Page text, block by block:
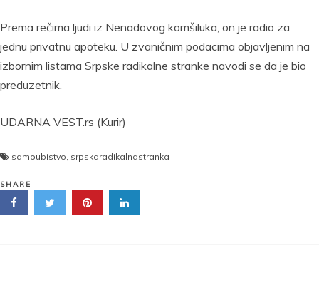
Prema rečima ljudi iz Nenadovog komšiluka, on je radio za
jednu privatnu apoteku. U zvaničnim podacima objavljenim na
izbornim listama Srpske radikalne stranke navodi se da je bio
preduzetnik.
UDARNA VEST.rs (Kurir)
samoubistvo, srpskaradikalnastranka
SHARE